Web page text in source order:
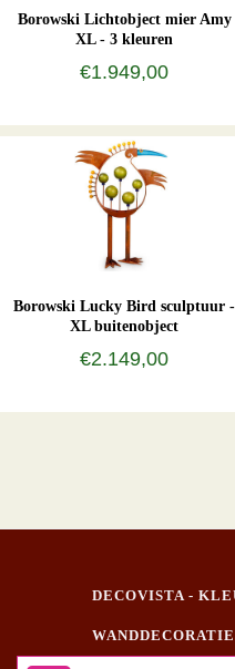
Borowski Lichtobject mier Amy
XL - 3 kleuren
€1.949,00
Borowski Lucky Bird sculptuur -
XL buitenobject
€2.149,00
DECOVISTA -